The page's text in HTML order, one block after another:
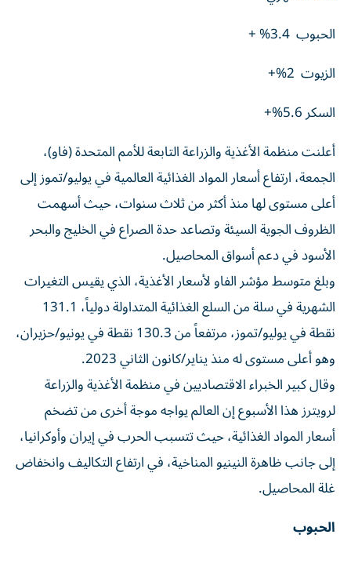
الحبوب 3.4% +
الزيوت 2%+
السكر 5.6%+
أعلنت منظمة الأغذية والزراعة التابعة للأمم المتحدة (فاو)،
الجمعة، ارتفاع أسعار المواد الغذائية العالمية في يوليو/تموز إلى
أعلى مستوى لها منذ أكثر من ثلاث سنوات، ‌حيث أسهمت
الظروف الجوية السيئة وتصاعد حدة الصراع في الخليج والبحر
الأسود في ​دعم أسواق المحاصيل.
⁠وبلغ متوسط مؤشر الفاو لأسعار الأغذية، الذي يقيس ‌التغيرات
الشهرية في سلة من السلع ‌الغذائية المتداولة دولياً، 131.1
نقطة في يوليو/تموز، مرتفعاً من 130.3 نقطة في يونيو/حزيران،
وهو أعلى مستوى له منذ يناير/كانون الثاني 2023.
وقال كبير الخبراء الاقتصاديين ‌في منظمة الأغذية والزراعة
لرويترز هذا الأسبوع إن العالم يواجه موجة أخرى من ⁠تضخم
أسعار المواد الغذائية، حيث تتسبب الحرب في إيران وأوكرانيا،
إلى جانب ظاهرة النينيو المناخية، في ارتفاع التكاليف وانخفاض
غلة المحاصيل.
الحبوب